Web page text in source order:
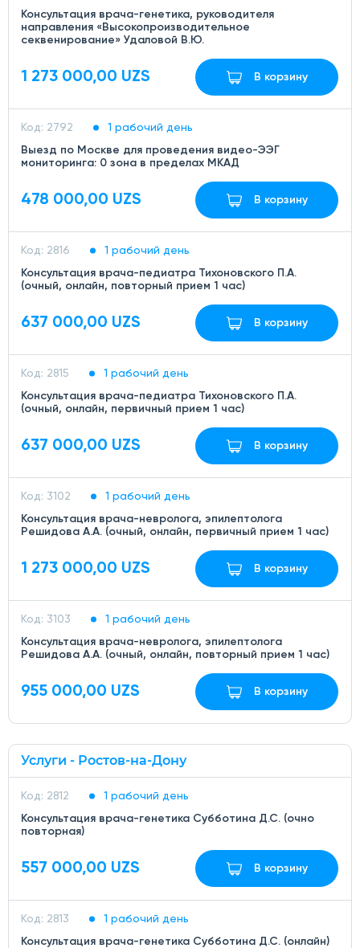
Консультация врача-генетика, руководителя
направления «Высокопроизводительное
секвенирование» Удаловой В.Ю.
1 273 000,00 UZS В корзину
Код: 2792
1 рабочий день
Выезд по Москве для проведения видео-ЭЭГ
мониторинга: 0 зона в пределах МКАД
478 000,00 UZS В корзину
Код: 2816
1 рабочий день
Консультация врача-педиатра Тихоновского П.А.
(очный, онлайн, повторный прием 1 час)
637 000,00 UZS В корзину
Код: 2815
1 рабочий день
Консультация врача-педиатра Тихоновского П.А.
(очный, онлайн, первичный прием 1 час)
637 000,00 UZS В корзину
Код: 3102
1 рабочий день
Консультация врача-невролога, эпилептолога
Решидова А.А. (очный, онлайн, первичный прием 1 час)
1 273 000,00 UZS В корзину
Код: 3103
1 рабочий день
Консультация врача-невролога, эпилептолога
Решидова А.А. (очный, онлайн, повторный прием 1 час)
955 000,00 UZS В корзину
Услуги - Ростов-на-Дону
Код: 2812
1 рабочий день
Консультация врача-генетика Субботина Д.С. (очно
повторная)
557 000,00 UZS В корзину
Код: 2813
1 рабочий день
Консультация врача-генетика Субботина Д.С. (онлайн)